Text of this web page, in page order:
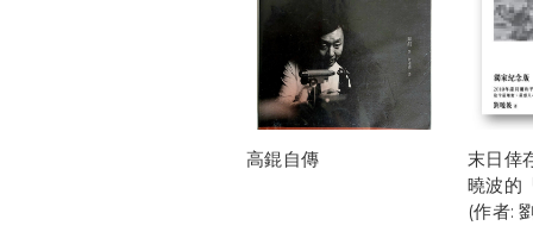
高錕自傳
末日倖
曉波的
(作者: